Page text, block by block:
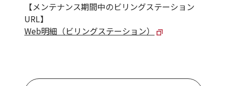
【メンテナンス期間中のビリングステーション
URL】
Web明細（ビリングステーション）